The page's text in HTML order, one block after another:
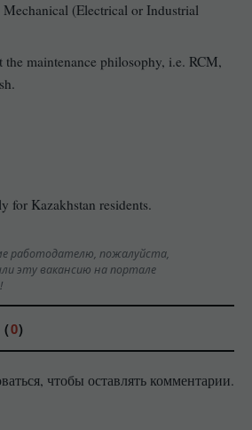
Mechanical (Electrical or Industrial
maintenance philosophy, i.e. RCM,
for Kazakhstan residents.
работодателю, пожалуйста,
эту вакансию на портале
0)
чтобы оставлять комментарии.